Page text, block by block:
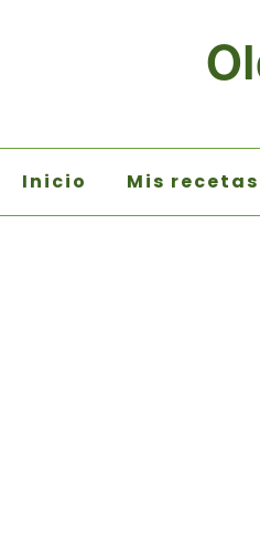
Inicio Mis recetas